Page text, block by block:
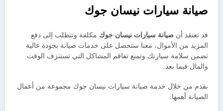
صيانة سيارات نيسان جوك
قد تعتقد أن صيانة سيارات نيسان جوك مكلفة وتتطلب إلى دفع
المزيد من الأموال، معنا ستحصل على خدمات صيانة بجودة عالية
تضمن سلامة سيارتك وتمنع تفاقم المشاكل التي تستنزف الوقت
والمال فيما بعد.
نقدم من خلال خدمة صيانة سيارات نيسان جوك مجموعة من أعمال
الصيانة أهمها: